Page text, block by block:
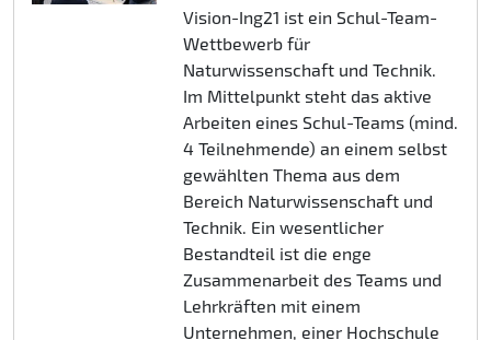
Vision-Ing21 ist ein Schul-Team-
Wettbewerb für
Naturwissenschaft und Technik.
Im Mittelpunkt steht das aktive
Arbeiten eines Schul-Teams (mind.
4 Teilnehmende) an einem selbst
gewählten Thema aus dem
Bereich Naturwissenschaft und
Technik. Ein wesentlicher
Bestandteil ist die enge
Zusammenarbeit des Teams und
Lehrkräften mit einem
Unternehmen, einer Hochschule